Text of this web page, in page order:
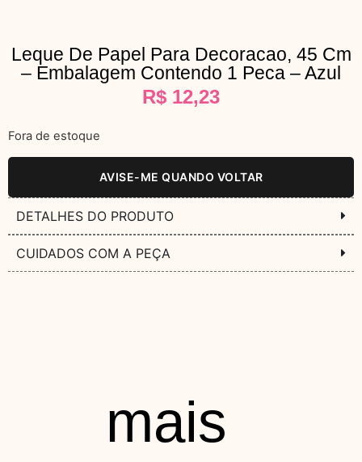
Leque De Papel Para Decoracao, 45 Cm
– Embalagem Contendo 1 Peca – Azul
R$ 12,23
Fora de estoque
AVISE-ME QUANDO VOLTAR
DETALHES DO PRODUTO
CUIDADOS COM A PEÇA
mais